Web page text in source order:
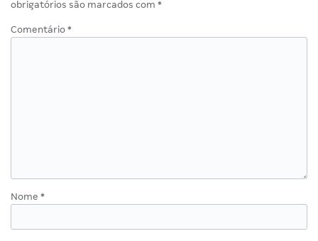
obrigatórios são marcados com *
Comentário *
Nome *